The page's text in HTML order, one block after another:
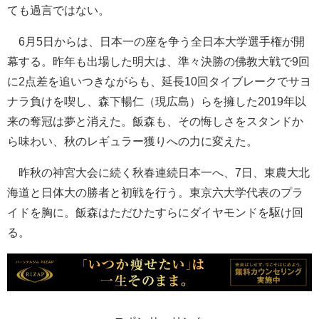
ても過言ではない。
6月5日からは、日本一の座を争う全日本大学選手権が開
幕する。昨年も出場した明大は、準々決勝の佛教大戦で9回
に2点差を追いつきながらも、延長10回タイブレークでサヨ
ナラ負けを喫し、森下暢仁（現広島）らを擁した2019年以
来の奪冠は夢と消えた。飯森も、その悔しさをスタンドか
ら味わい、秋のレギュラー獲りへの力に変えた。
昨秋の神宮大会に続く秋春連続日本一へ、7日、東農大北
海道と日体大の勝者と初戦を行う。東京六大学代表のプラ
イドを胸に。飯森はただひたすらにダイヤモンドを駆け回
る。